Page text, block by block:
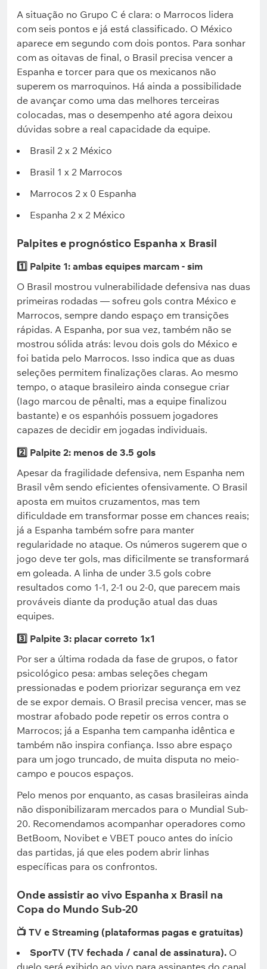
A situação no Grupo C é clara: o Marrocos lidera
com seis pontos e já está classificado. O México
aparece em segundo com dois pontos. Para sonhar
com as oitavas de final, o Brasil precisa vencer a
Espanha e torcer para que os mexicanos não
superem os marroquinos. Há ainda a possibilidade
de avançar como uma das melhores terceiras
colocadas, mas o desempenho até agora deixou
dúvidas sobre a real capacidade da equipe.
Brasil 2 x 2 México
Brasil 1 x 2 Marrocos
Marrocos 2 x 0 Espanha
Espanha 2 x 2 México
Palpites e prognóstico Espanha x Brasil
1️⃣ Palpite 1: ambas equipes marcam - sim
O Brasil mostrou vulnerabilidade defensiva nas duas
primeiras rodadas — sofreu gols contra México e
Marrocos, sempre dando espaço em transições
rápidas. A Espanha, por sua vez, também não se
mostrou sólida atrás: levou dois gols do México e
foi batida pelo Marrocos. Isso indica que as duas
seleções permitem finalizações claras. Ao mesmo
tempo, o ataque brasileiro ainda consegue criar
(Iago marcou de pênalti, mas a equipe finalizou
bastante) e os espanhóis possuem jogadores
capazes de decidir em jogadas individuais.
2️⃣ Palpite 2: menos de 3.5 gols
Apesar da fragilidade defensiva, nem Espanha nem
Brasil vêm sendo eficientes ofensivamente. O Brasil
aposta em muitos cruzamentos, mas tem
dificuldade em transformar posse em chances reais;
já a Espanha também sofre para manter
regularidade no ataque. Os números sugerem que o
jogo deve ter gols, mas dificilmente se transformará
em goleada. A linha de under 3.5 gols cobre
resultados como 1-1, 2-1 ou 2-0, que parecem mais
prováveis diante da produção atual das duas
equipes.
3️⃣ Palpite 3: placar correto 1x1
Por ser a última rodada da fase de grupos, o fator
psicológico pesa: ambas seleções chegam
pressionadas e podem priorizar segurança em vez
de se expor demais. O Brasil precisa vencer, mas se
mostrar afobado pode repetir os erros contra o
Marrocos; já a Espanha tem campanha idêntica e
também não inspira confiança. Isso abre espaço
para um jogo truncado, de muita disputa no meio-
campo e poucos espaços.
Pelo menos por enquanto, as casas brasileiras ainda
não disponibilizaram mercados para o Mundial Sub-
20. Recomendamos acompanhar operadores como
BetBoom, Novibet e VBET pouco antes do início
das partidas, já que eles podem abrir linhas
específicas para os confrontos.
Onde assistir ao vivo Espanha x Brasil na
Copa do Mundo Sub-20
📺 TV e Streaming (plataformas pagas e gratuitas)
SporTV (TV fechada / canal de assinatura). O